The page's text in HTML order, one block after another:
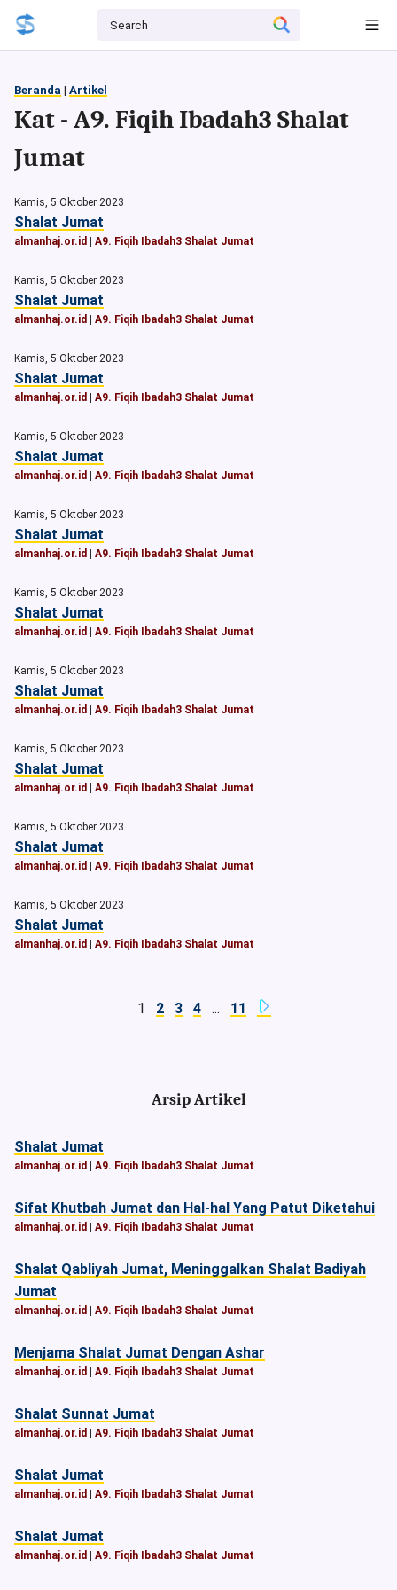
Beranda | Artikel
Kat - A9. Fiqih Ibadah3 Shalat
Jumat
Kamis, 5 Oktober 2023
Shalat Jumat
almanhaj.or.id A9. Fiqih Ibadah3 Shalat Jumat
Kamis, 5 Oktober 2023
Shalat Jumat
almanhaj.or.id A9. Fiqih Ibadah3 Shalat Jumat
Kamis, 5 Oktober 2023
Shalat Jumat
almanhaj.or.id A9. Fiqih Ibadah3 Shalat Jumat
Kamis, 5 Oktober 2023
Shalat Jumat
almanhaj.or.id A9. Fiqih Ibadah3 Shalat Jumat
Kamis, 5 Oktober 2023
Shalat Jumat
almanhaj.or.id A9. Fiqih Ibadah3 Shalat Jumat
Kamis, 5 Oktober 2023
Shalat Jumat
almanhaj.or.id A9. Fiqih Ibadah3 Shalat Jumat
Kamis, 5 Oktober 2023
Shalat Jumat
almanhaj.or.id A9. Fiqih Ibadah3 Shalat Jumat
Kamis, 5 Oktober 2023
Shalat Jumat
almanhaj.or.id A9. Fiqih Ibadah3 Shalat Jumat
Kamis, 5 Oktober 2023
Shalat Jumat
almanhaj.or.id A9. Fiqih Ibadah3 Shalat Jumat
Kamis, 5 Oktober 2023
Shalat Jumat
almanhaj.or.id A9. Fiqih Ibadah3 Shalat Jumat
1 2 3 4... 11
Arsip Artikel
Shalat Jumat
almanhaj.or.id A9. Fiqih Ibadah3 Shalat Jumat
Sifat Khutbah Jumat dan Hal-hal Yang Patut Diketahui
almanhaj.or.id A9. Fiqih Ibadah3 Shalat Jumat
Shalat Qabliyah Jumat, Meninggalkan Shalat Badiyah
Jumat
almanhaj.or.id A9. Fiqih Ibadah3 Shalat Jumat
Menjama Shalat Jumat Dengan Ashar
almanhaj.or.id A9. Fiqih Ibadah3 Shalat Jumat
Shalat Sunnat Jumat
almanhaj.or.id A9. Fiqih Ibadah3 Shalat Jumat
Shalat Jumat
almanhaj.or.id A9. Fiqih Ibadah3 Shalat Jumat
Shalat Jumat
almanhaj.or.id A9. Fiqih Ibadah3 Shalat Jumat